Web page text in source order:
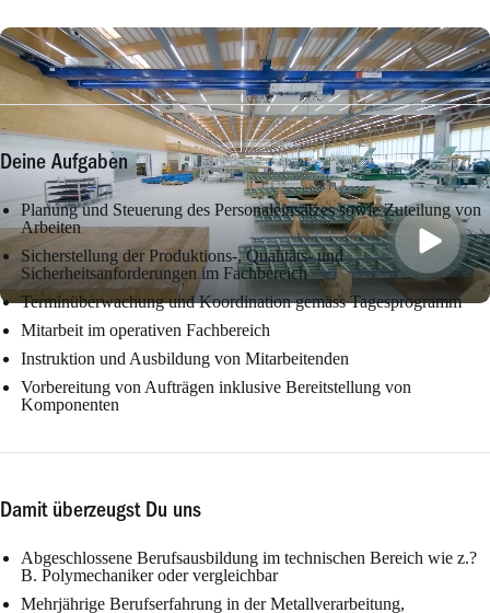
Deine Aufgaben
Planung und Steuerung des Personaleinsatzes sowie Zuteilung von
Arbeiten
Sicherstellung der Produktions-, Qualitäts- und
Sicherheitsanforderungen im Fachbereich
Terminüberwachung und Koordination gemäss Tagesprogramm
Mitarbeit im operativen Fachbereich
Instruktion und Ausbildung von Mitarbeitenden
Vorbereitung von Aufträgen inklusive Bereitstellung von
Komponenten
Damit überzeugst Du uns
Abgeschlossene Berufsausbildung im technischen Bereich wie z.?
B. Polymechaniker oder vergleichbar
Mehrjährige Berufserfahrung in der Metallverarbeitung,